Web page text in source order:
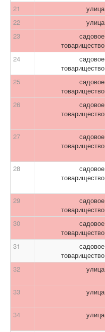
21
улица
22
улица
23
садовое
товарищество
24
садовое
товарищество
25
садовое
товарищество
26
садовое
товарищество
27
садовое
товарищество
28
садовое
товарищество
29
садовое
товарищество
30
садовое
товарищество
31
садовое
товарищество
32 улица
33 улица
34 улица